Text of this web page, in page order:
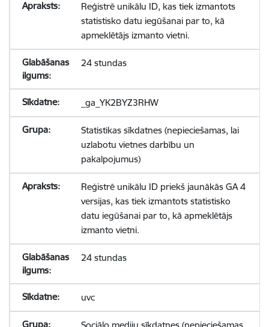
Reģistrē unikālu ID, kas tiek izmantots
statistisko datu iegūšanai par to, kā
apmeklētājs izmanto vietni.
24 stundas
_ga_YK2BYZ3RHW
Statistikas sīkdatnes (nepieciešamas, lai
uzlabotu vietnes darbību un
pakalpojumus)
Reģistrē unikālu ID priekš jaunākās GA 4
versijas, kas tiek izmantots statistisko
datu iegūšanai par to, kā apmeklētājs
izmanto vietni.
24 stundas
uvc